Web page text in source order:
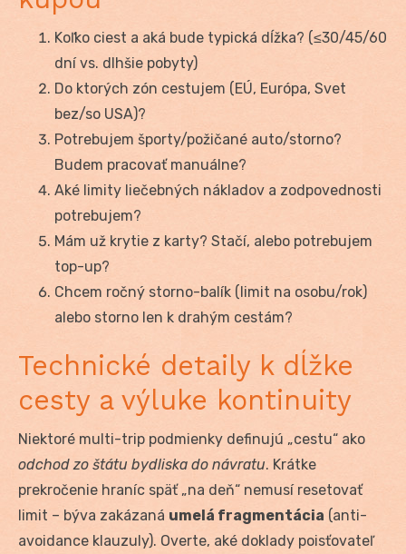
Koľko ciest a aká bude typická dĺžka? (≤30/45/60
dní vs. dlhšie pobyty)
Do ktorých zón cestujem (EÚ, Európa, Svet
bez/so USA)?
Potrebujem športy/požičané auto/storno?
Budem pracovať manuálne?
Aké limity liečebných nákladov a zodpovednosti
potrebujem?
Mám už krytie z karty? Stačí, alebo potrebujem
top-up?
Chcem ročný storno-balík (limit na osobu/rok)
alebo storno len k drahým cestám?
Technické detaily k dĺžke
cesty a výluke kontinuity
Niektoré multi-trip podmienky definujú „cestu“ ako
odchod zo štátu bydliska do návratu. Krátke
prekročenie hraníc späť „na deň“ nemusí resetovať
limit – býva zakázaná umelá fragmentácia (anti-
avoidance klauzuly). Overte, aké doklady poisťovateľ